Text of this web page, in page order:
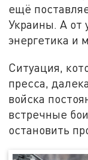
ещё
Украины. А от
энергетика и
Ситуация,
пресса,
войска
встречные
остановить